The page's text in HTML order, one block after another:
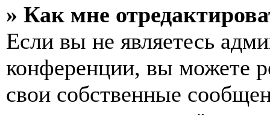
» Как мне
Если вы не являетесь
конференции, вы можете
свои собственные